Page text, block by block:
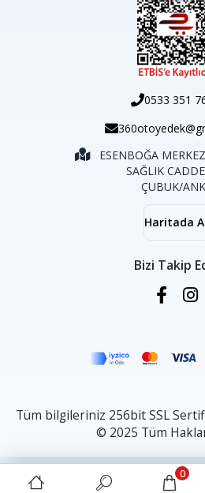
0533 351
ESENBOĞA
SAĞLIK
ÇUBUK/
Haritada
Bizi Takip
Tüm bilgileriniz 256bit SSL
© 2025 Tüm
0